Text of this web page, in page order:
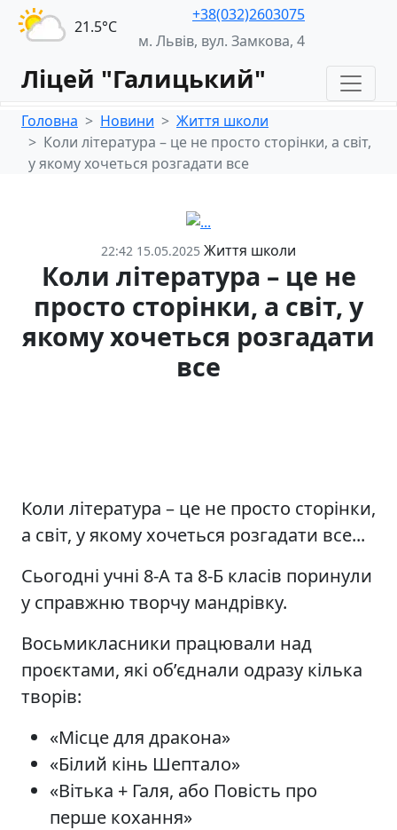
21.5°С
+38(032)2603075
м. Львів, вул. Замкова, 4
Ліцей "Галицький"
Головна Новини
Життя школи
Коли література – це не просто сторінки, а світ,
у якому хочеться розгадати все
22:42 15.05.2025 Життя школи
Коли література – це не
просто сторінки, а світ, у
якому хочеться розгадати
все
Коли література – це не просто сторінки,
а світ, у якому хочеться розгадати все...
Сьогодні учні 8-А та 8-Б класів поринули
у справжню творчу мандрівку.
Восьмикласники працювали над
проєктами, які об’єднали одразу кілька
творів:
«Місце для дракона»
«Білий кінь Шептало»
«Вітька + Галя, або Повість про
перше кохання»